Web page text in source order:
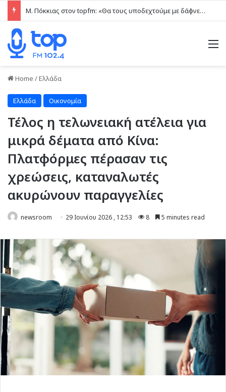
Μ. Πόκκιας στον topfm: «Θα τους υποδεχτούμε με δάφνες και πικροδάφνες» –Η ειρωνική “υποδοχή” στον υβριδικό σταθμό (ηχητικό)
Home /Ελλάδα
Ελλάδα Οικονομία
Τέλος η τελωνειακή ατέλεια για
μικρά δέματα από Κίνα:
Πλατφόρμες πέρασαν τις
χρεώσεις, καταναλωτές
ακυρώνουν παραγγελίες
newsroom 29 Ιουνίου 2026 , 12:53 8 5 minutes read